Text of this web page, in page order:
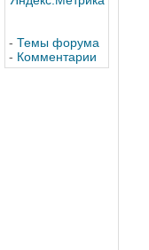
- Темы форума
- Комментарии